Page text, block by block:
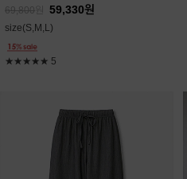
69,800 59,330원
size(S,M,L)
★★★★★ 5